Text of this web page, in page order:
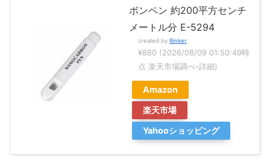
ボンペン 約200平方センチ
メートル分 E-5294
created by Rinker
¥880 (2026/08/09 01:50:49時
点 楽天市場調べ-詳細)
Amazon
楽天市場
Yahooショッピング